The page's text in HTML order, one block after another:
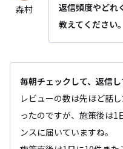
森村
返信頻度やどれ
教えてください。
毎朝チェックして、返信し
レビューの数は先ほど話
ったのですが、施策後は1
ンスに届いていますね。